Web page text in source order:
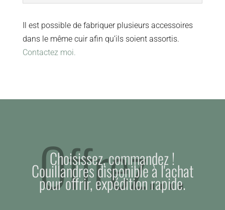
Il est possible de fabriquer plusieurs accessoires
dans le même cuir afin qu’ils soient assortis.
Contactez moi.
Offrez....
Choisissez, commandez !
Couillandres disponible à l'achat
pour offrir, expédition rapide.